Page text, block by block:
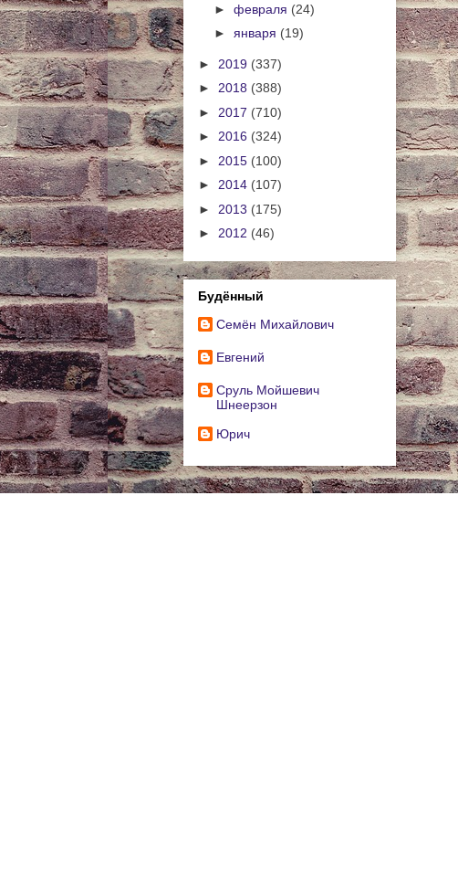
► февраля (24)
► января (19)
► 2019 (337)
► 2018 (388)
► 2017 (710)
► 2016 (324)
► 2015 (100)
► 2014 (107)
► 2013 (175)
► 2012 (46)
Будённый
Cемён Михайлович
Евгений
Сруль Мойшевич
Шнеерзон
Юрич